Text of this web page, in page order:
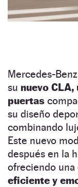
Mercedes-
su nuevo
puertas
su diseño
combinando
Este nuevo
después en la
ofreciendo una
eficiente y